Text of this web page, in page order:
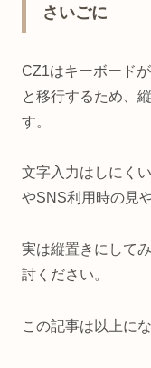
さいごに
CZ1はキーボード
と移行するため、
す。
文字入力はしにく
やSNS利用時の見
実は縦置きにして
討ください。
この記事は以上にな